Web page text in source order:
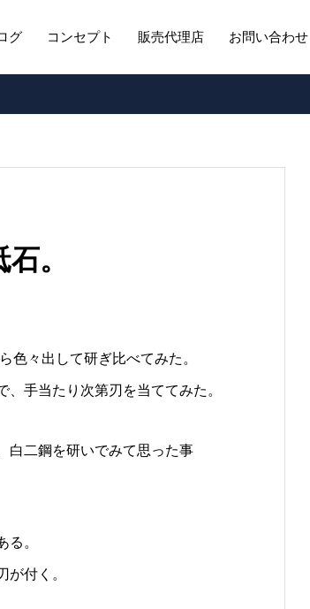
グ コンセプト 販売代理店 お問い合わせ
。
色々出して研ぎ比べてみた。
手当たり次第刃を当ててみた。
白二鋼を研いでみて思った事
。
付く。